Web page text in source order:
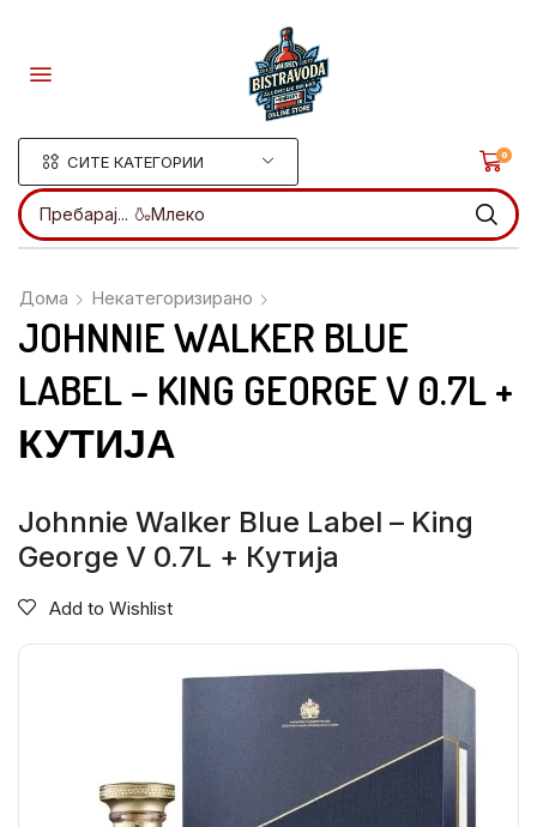
СИТЕ КАТЕГОРИИ
Пребарај... 🍶Млеко
0
Дома Некатегоризирано
JOHNNIE WALKER BLUE
LABEL – KING GEORGE V 0.7L +
КУТИЈА
Johnnie Walker Blue Label – King
George V 0.7L + Кутија
Add to Wishlist